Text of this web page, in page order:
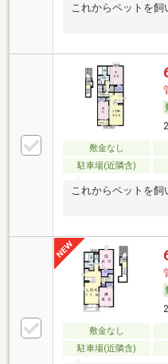
これからペットを飼
敷金なし
駐車場(近隣含)
これからペットを飼
敷金なし
駐車場(近隣含)